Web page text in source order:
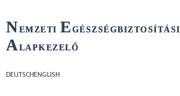
NEMZETI E GÉSZSÉGBIZTOSÍTÁSI
ALAPKEZELŐ
DEUTSCH ENGLISH